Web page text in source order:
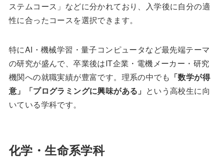
ステムコース」などに分かれており、入学後に自分の適
性に合ったコースを選択できます。
特にAI・機械学習・量子コンピュータなど最先端テーマ
の研究が盛んで、卒業後はIT企業・電機メーカー・研究
機関への就職実績が豊富です。理系の中でも 「数学が得
意」「プログラミングに興味がある」 という高校生に向
いている学科です。
化学・生命系学科